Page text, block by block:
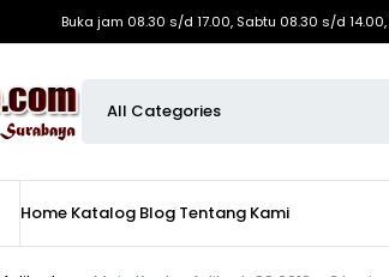
Buka jam 08.30 s/d 17.00, Sabtu 08.30 s/d
Home Katalog Blog Tentang Kami